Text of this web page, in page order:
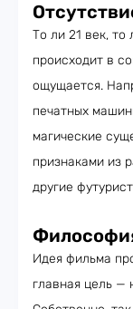
То ли 21 век,
происходит в
ощущается.
печатных
магические
признаками из
другие
Идея фильма
главная цель —